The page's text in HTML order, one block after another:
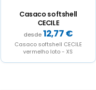
Casaco softshell
CECILE
12,77 €
Casaco softshell CECILE
vermelho loto - XS